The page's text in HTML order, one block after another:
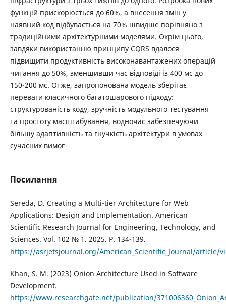
функцій прискорюється до 60%, а внесення змін у
наявний код відбувається на 70% швидше порівняно з
традиційними архітектурними моделями. Окрім цього,
завдяки використанню принципу CQRS вдалося
підвищити продуктивність високонавантажених операцій
читання до 50%, зменшивши час відповіді із 400 мс до
150-200 мс. Отже, запропонована модель зберігає
переваги класичного багатошарового підходу:
структурованість коду, зручність модульного тестування
та простоту масштабування, водночас забезпечуючи
більшу адаптивність та гнучкість архітектури в умовах
сучасних вимог
Посилання
Sereda, D. Creating a Multi-tier Architecture for Web
Applications: Design and Implementation. American
Scientific Research Journal for Engineering, Technology, and
Sciences. Vol. 102 № 1. 2025. P. 134-139.
https://asrjetsjournal.org/American_Scientific_Journal/article/
Khan, S. M. (2023) Onion Architecture Used in Software
Development.
https://www.researchgate.net/publication/